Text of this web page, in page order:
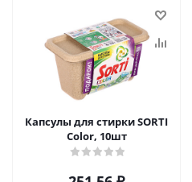
Капсулы для стирки SORTI
Color, 10шт